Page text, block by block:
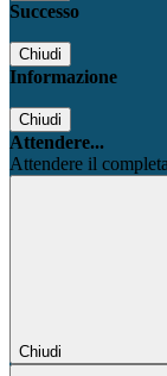
Successo
Chiudi
Informazione
Chiudi
Attendere...
Attendere il
Chiudi